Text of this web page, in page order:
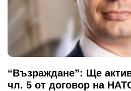
“Възраждане”: Ще
чл. 5 от договор на